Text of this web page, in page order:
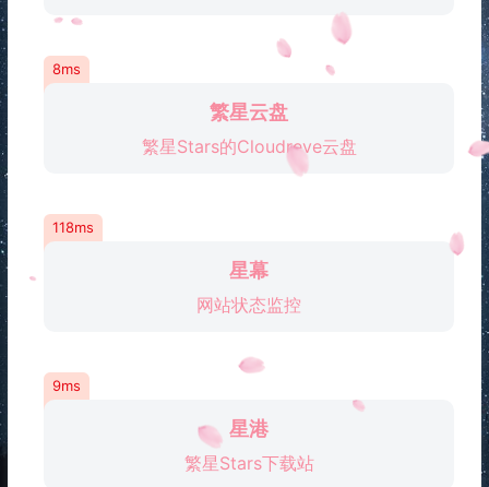
繁星云盘
繁星Stars的Cloudreve云盘
8ms
星幕
网站状态监控
118ms
星港
繁星Stars下载站
9ms